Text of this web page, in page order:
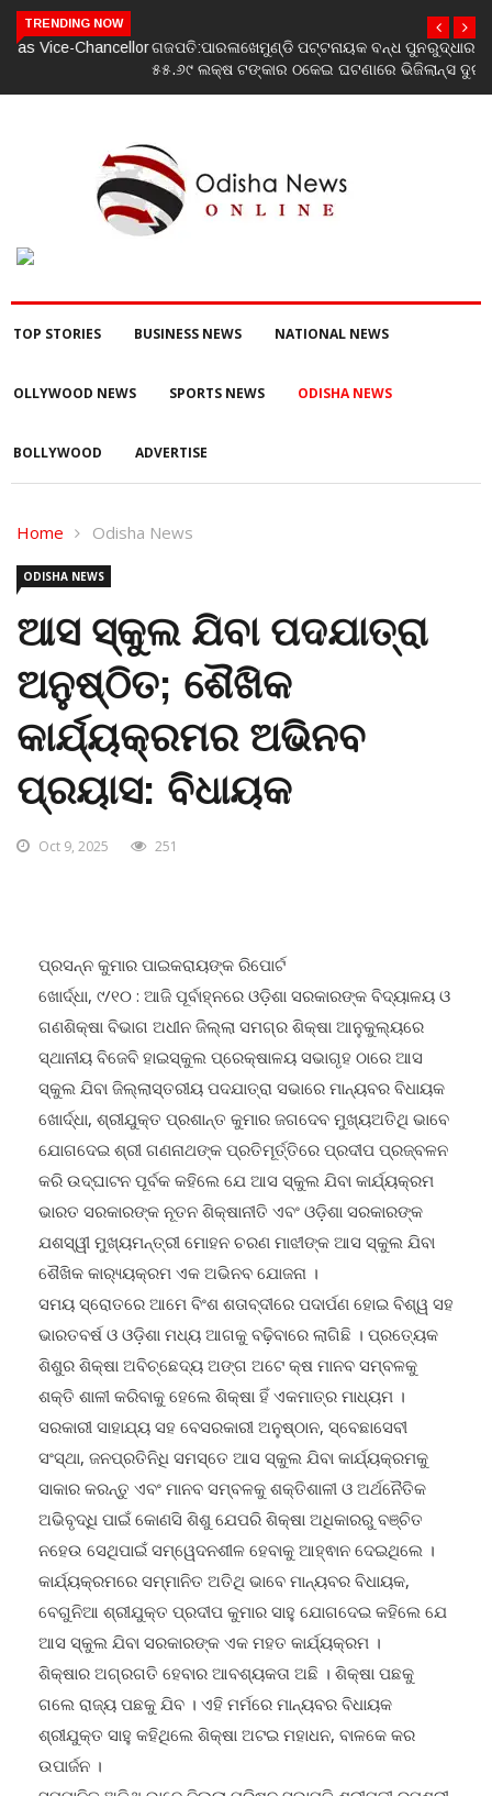
TRENDING NOW
ଗଜପତି:ପାରଳାଖେମୁଣ୍ଡି ପଟ୍ଟନାୟକ ବନ୍ଧ ପୁନରୁଦ୍ଧାର ଓ ନବୀକରଣରେ
୫୫.୬୯ ଲକ୍ଷ ଟଙ୍କାର ଠକେଇ ଘଟଣାରେ ଭିଜିଲାନ୍ସ ଦୁଇ ଜଣ ଯନ୍ତ୍ରୀ ଏବଂ
ଜଣେ ଠିକାଦାରଙ୍କୁ ଗିରଫ କରି ବ୍ରହ୍ମପୁର ଭିଜିଲାନ୍ସ କୋର୍ଟ ଚାଲାଣ
ଆସ ସ୍କୁଲ ଯିବା ପଦଯାତ୍ରା
ଅନୁଷ୍ଠିତ; ଶୈଖିକ
କାର୍ଯ୍ୟକ୍ରମର ଅଭିନବ
ପ୍ରୟାସ: ବିଧାୟକ
ପ୍ରସନ୍ନ କୁମାର ପାଇକରାୟଙ୍କ ରିପୋର୍ଟ
ଖୋର୍ଦ୍ଧା, ୯/୧୦ : ଆଜି ପୂର୍ବାହ୍ନରେ ଓଡ଼ିଶା ସରକାରଙ୍କ ବିଦ୍ୟାଳୟ ଓ
ଗଣଶିକ୍ଷା ବିଭାଗ ଅଧୀନ ଜିଲ୍ଲା ସମଗ୍ର ଶିକ୍ଷା ଆନୁକୁଲ୍ୟରେ
ସ୍ଥାନୀୟ ବିଜେବି ହାଇସ୍କୁଲ ପ୍ରେକ୍ଷାଳୟ ସଭାଗୃହ ଠାରେ ଆସ
ସ୍କୁଲ ଯିବା ଜିଲ୍ଲାସ୍ତରୀୟ ପଦଯାତ୍ରା ସଭାରେ ମାନ୍ୟବର ବିଧାୟକ
ଖୋର୍ଦ୍ଧା, ଶ୍ରୀଯୁକ୍ତ ପ୍ରଶାନ୍ତ କୁମାର ଜଗଦେବ ମୁଖ୍ୟଅତିଥି ଭାବେ
ଯୋଗଦେଇ ଶ୍ରୀ ଗଣନାଥଙ୍କ ପ୍ରତିମୂର୍ତ୍ତିରେ ପ୍ରଦୀପ ପ୍ରଜ୍ବଳନ
କରି ଉଦ୍ଘାଟନ ପୂର୍ବକ କହିଲେ ଯେ ଆସ ସ୍କୁଲ ଯିବା କାର୍ଯ୍ୟକ୍ରମ
ଭାରତ ସରକାରଙ୍କ ନୂତନ ଶିକ୍ଷାନୀତି ଏବଂ ଓଡ଼ିଶା ସରକାରଙ୍କ
ଯଶସ୍ୱୀ ମୁଖ୍ୟମନ୍ତ୍ରୀ ମୋହନ ଚରଣ ମାଝୀଙ୍କ ଆସ ସ୍କୁଲ ଯିବା
ଶୈଖିକ କାର‌୍ୟ୍ୟକ୍ରମ ଏକ ଅଭିନବ ଯୋଜନା ।
ସମୟ ସ୍ରୋତରେ ଆମେ ବିଂଶ ଶତାବ୍ଦୀରେ ପଦାର୍ପଣ ହୋଇ ବିଶ୍ୱ ସହ
ଭାରତବର୍ଷ ଓ ଓଡ଼ିଶା ମଧ୍ୟ ଆଗକୁ ବଢ଼ିବାରେ ଲାଗିଛି । ପ୍ରତ୍ୟେକ
ଶିଶୁର ଶିକ୍ଷା ଅବିଚ୍ଛେଦ୍ୟ ଅଙ୍ଗ ଅଟେ କ୍ଷ ମାନବ ସମ୍ବଳକୁ
ଶକ୍ତି ଶାଳୀ କରିବାକୁ ହେଲେ ଶିକ୍ଷା ହିଁ ଏକମାତ୍ର ମାଧ୍ୟମ ।
ସରକାରୀ ସାହାଯ୍ୟ ସହ ବେସରକାରୀ ଅନୁଷ୍ଠାନ, ସ୍ବେଛାସେବୀ
ସଂସ୍ଥା, ଜନପ୍ରତିନିଧି ସମସ୍ତେ ଆସ ସ୍କୁଲ ଯିବା କାର୍ଯ୍ୟକ୍ରମକୁ
ସାକାର କରନ୍ତୁ ଏବଂ ମାନବ ସମ୍ବଳକୁ ଶକ୍ତିଶାଳୀ ଓ ଅର୍ଥନୈତିକ
ଅଭିବୃଦ୍ଧି ପାଇଁ କୋଣସି ଶିଶୁ ଯେପରି ଶିକ୍ଷା ଅଧିକାରରୁ ବଞ୍ଚିତ
ନହେଉ ସେଥିପାଇଁ ସମ୍ୱେଦନଶୀଳ ହେବାକୁ ଆହ୍ଵାନ ଦେଇଥିଲେ ।
କାର୍ଯ୍ୟକ୍ରମରେ ସମ୍ମାନିତ ଅତିଥି ଭାବେ ମାନ୍ୟବର ବିଧାୟକ,
ବେଗୁନିଆ ଶ୍ରୀଯୁକ୍ତ ପ୍ରଦୀପ କୁମାର ସାହୁ ଯୋଗଦେଇ କହିଲେ ଯେ
ଆସ ସ୍କୁଲ ଯିବା ସରକାରଙ୍କ ଏକ ମହତ କାର୍ଯ୍ୟକ୍ରମ ।
ଶିକ୍ଷାର ଅଗ୍ରଗତି ହେବାର ଆବଶ୍ୟକତା ଅଛି । ଶିକ୍ଷା ପଛକୁ
ଗଲେ ରାଜ୍ୟ ପଛକୁ ଯିବ । ଏହି ମର୍ମରେ ମାନ୍ୟବର ବିଧାୟକ
ଶ୍ରୀଯୁକ୍ତ ସାହୁ କହିଥିଲେ ଶିକ୍ଷା ଅଟଇ ମହାଧନ, ବାଳକେ କର
ଉପାର୍ଜନ ।